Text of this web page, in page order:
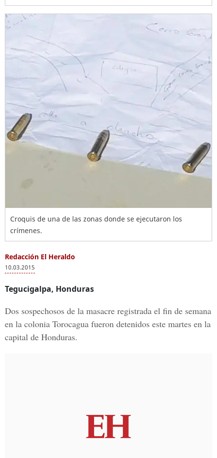
Croquis de una de las zonas donde se ejecutaron los
crímenes.
Redacción El Heraldo
10.03.2015
Tegucigalpa, Honduras
Dos sospechosos de la masacre registrada el fin de semana
en la colonia Torocagua fueron detenidos este martes en la
capital de Honduras.